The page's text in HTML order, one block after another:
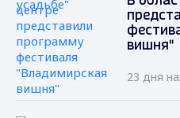
вишня"
23 дня